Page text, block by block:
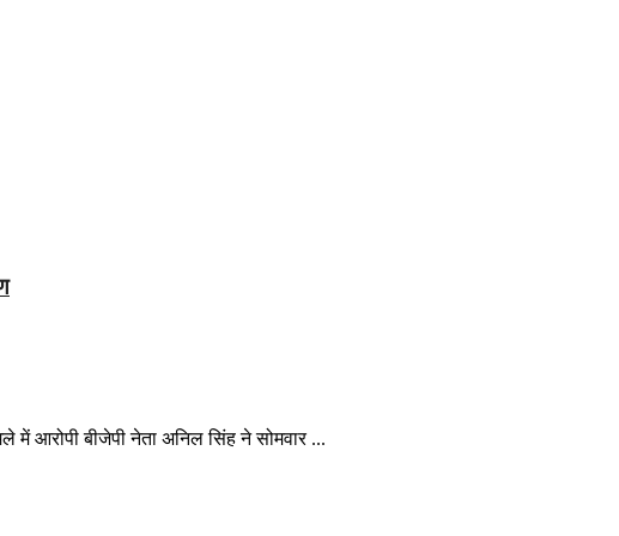
में आरोपी बीजेपी नेता अनिल सिंह ने सोमवार ...